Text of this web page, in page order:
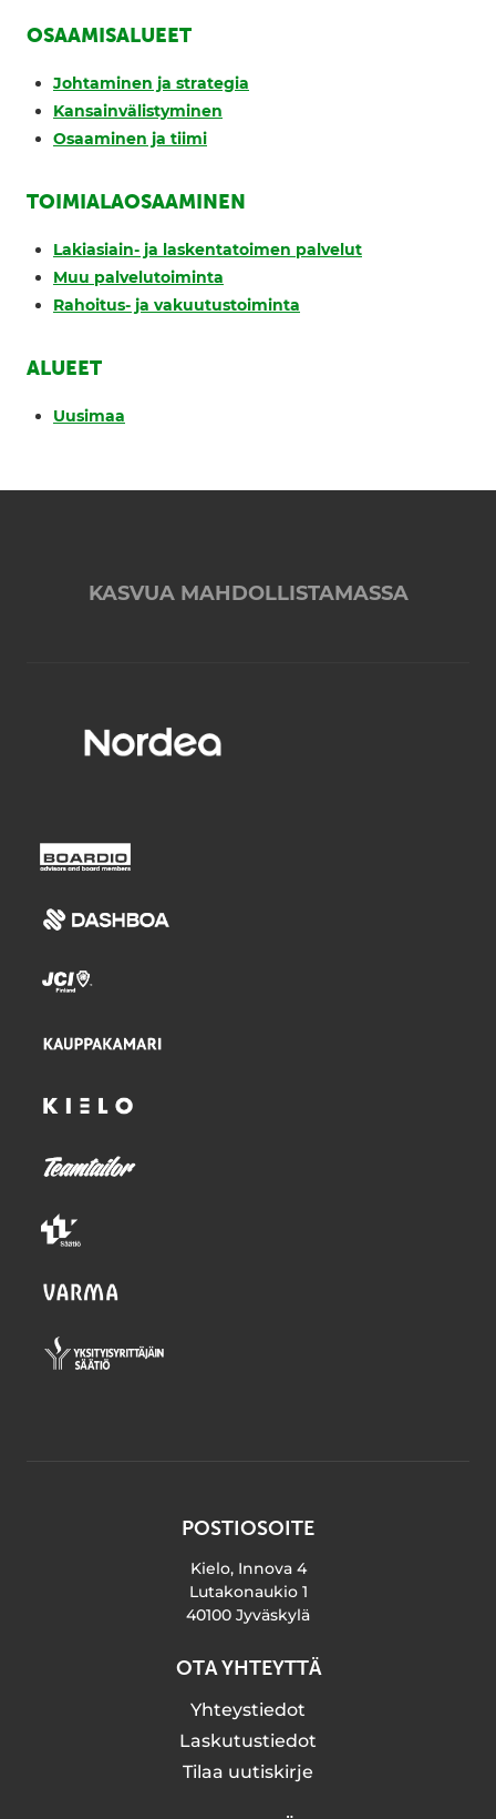
OSAAMISALUEET
Johtaminen ja strategia
Kansainvälistyminen
Osaaminen ja tiimi
TOIMIALAOSAAMINEN
Lakiasiain- ja laskentatoimen palvelut
Muu palvelutoiminta
Rahoitus- ja vakuutustoiminta
ALUEET
Uusimaa
KASVUA MAHDOLLISTAMASSA
POSTIOSOITE
Kielo, Innova 4
Lutakonaukio 1
40100 Jyväskylä
OTA YHTEYTTÄ
Yhteystiedot
Laskutustiedot
Tilaa uutiskirje